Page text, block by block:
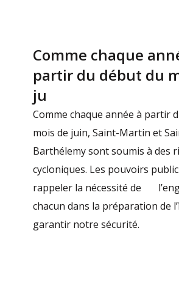
Comme chaque
partir du début du
ju
Comme chaque année à partir
mois de juin, Saint-Martin et
Barthélemy sont soumis à des
cycloniques. Les pouvoirs
rappeler la nécessité de
chacun dans la préparation de
garantir notre sécurité.